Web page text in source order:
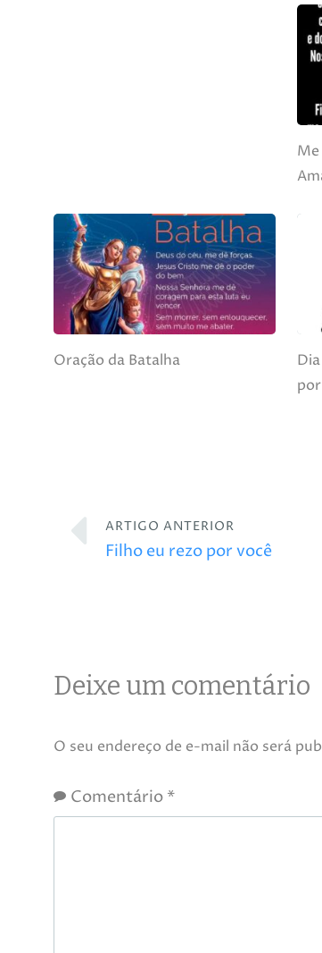
Oração da Batalha
ARTIGO ANTERIOR
Filho eu rezo por você
Deixe um comentário
O seu endereço de e-mail não será
Comentário *